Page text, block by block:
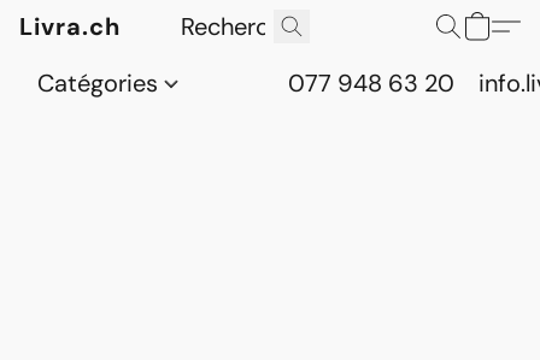
Livra.ch
Catégories
077 948 63 20